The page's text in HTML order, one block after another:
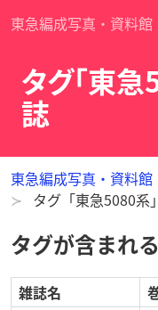
東急編成写真・資料館
タグ「東
誌
東急編成写真・資料館
タグ「東急5080系
タグが含まれ
雑誌名